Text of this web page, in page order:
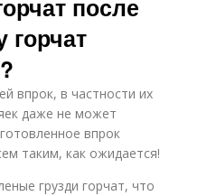
после
горчат
впрок, в частности их
даже не может
впрок
таким, как ожидается!
грузди горчат, что